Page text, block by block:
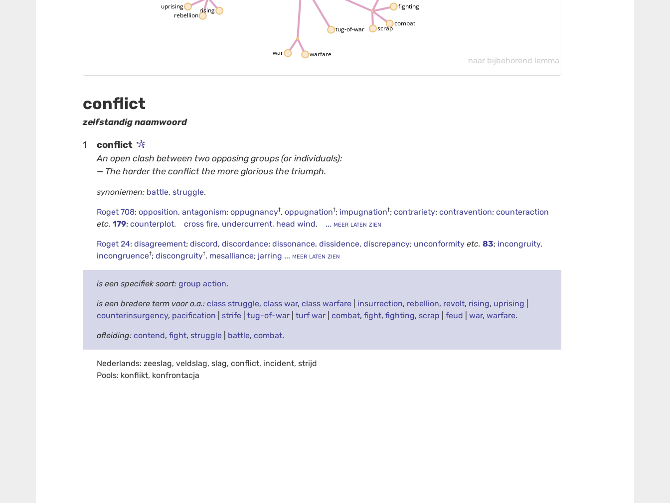
rebellion
rising
uprising
tug-of-war
combat
fighting
scrap
war warfare
naar bijbehorend lemma
conflict
zelfstandig naamwoord
1 conflict
An open clash between two opposing groups (or individuals):
— The harder the conflict the more glorious the triumph.
synoniemen: battle,struggle.
Roget 708: opposition,antagonism;oppugnancy†,oppugnation†; impugnation†;contrariety;contravention;counteraction
etc. 179;counterplot.cross fire, undercurrent, head wind. ... meer laten zien
Roget 24: disagreement;discord,discordance;dissonance,dissidence,discrepancy; unconformityetc. 83; incongruity,
incongruence†;discongruity†, mesalliance; jarring ... meer laten zien
is een specifiek soort:group action.
is een bredere term voor o.a.:class struggle,class war,class warfare insurrection, rebellion, revolt, rising, uprising
counterinsurgency, pacification |strife |tug-of-war |turf war |combat,fight,fighting,scrap |feud |war,warfare.
afleiding:contend,fight,struggle battle,combat.
Nederlands: zeeslag, veldslag, slag, conflict, incident, strijd
Pools: konflikt, konfrontacja